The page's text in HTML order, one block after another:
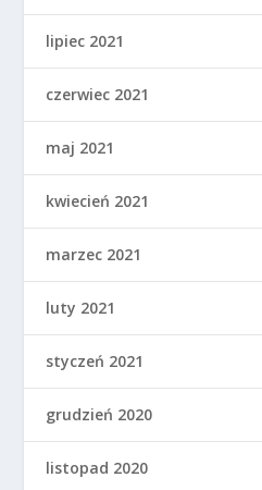
lipiec 2021
czerwiec 2021
maj 2021
kwiecień 2021
marzec 2021
luty 2021
styczeń 2021
grudzień 2020
listopad 2020